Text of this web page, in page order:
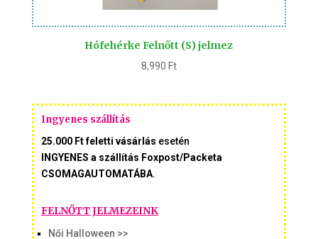
Hófehérke Felnőtt (S) jelmez
8,990 Ft
Ingyenes szállítás
25.000 Ft feletti vásárlás esetén
INGYENES a szállítás Foxpost/Packeta
CSOMAGAUTOMATÁBA.
FELNŐTT JELMEZEINK
Női Halloween >>